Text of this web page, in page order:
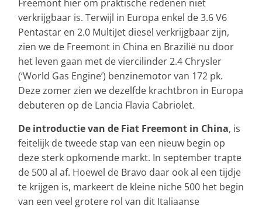
Freemont hier om praktische redenen niet
verkrijgbaar is. Terwijl in Europa enkel de 3.6 V6
Pentastar en 2.0 MultiJet diesel verkrijgbaar zijn,
zien we de Freemont in China en Brazilië nu door
het leven gaan met de viercilinder 2.4 Chrysler
(‘World Gas Engine’) benzinemotor van 172 pk.
Deze zomer zien we dezelfde krachtbron in Europa
debuteren op de Lancia Flavia Cabriolet.
De introductie van de Fiat Freemont in China, is
feitelijk de tweede stap van een nieuw begin op
deze sterk opkomende markt. In september trapte
de 500 al af. Hoewel de Bravo daar ook al een tijdje
te krijgen is, markeert de kleine niche 500 het begin
van een veel grotere rol van dit Italiaanse